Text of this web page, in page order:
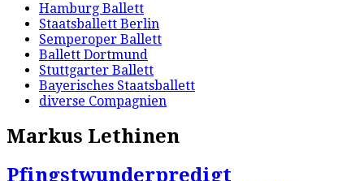
Hamburg Ballett
Staatsballett Berlin
Semperoper Ballett
Ballett Dortmund
Stuttgarter Ballett
Bayerisches Staatsballett
diverse Compagnien
Markus Lethinen
Pfingstwunderpredigt